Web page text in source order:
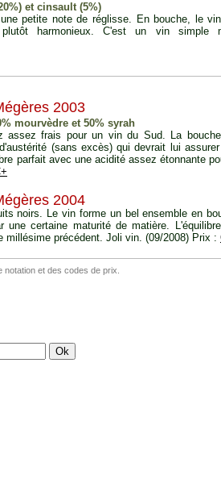
et cinsault (5%)
petite note de réglisse. En bouche, le
harmonieux. C'est un vin simple
2003
mourvèdre et 50% syrah
assez frais pour un vin du Sud. La
(sans excès) qui devrait lui
parfait avec une acidité assez étonnante
2004
noirs. Le vin forme un bel ensemble en
une certaine maturité de matière.
millésime précédent. Joli vin. (09/2008) Prix :
et des codes de prix.